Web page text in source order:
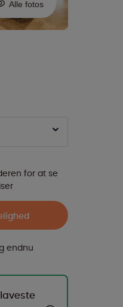
Alle fotos
for at se
endnu